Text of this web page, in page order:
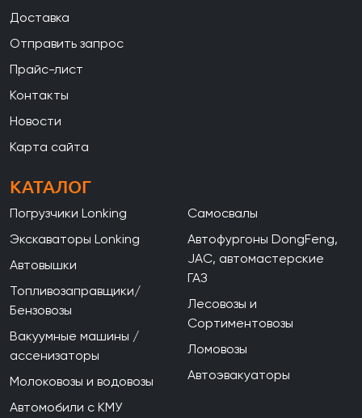
Доставка
Отправить запрос
Прайс-лист
Контакты
Новости
Карта сайта
КАТАЛОГ
Погрузчики Lonking
Экскаваторы Lonking
Автовышки
Топливозаправщики/
Бензовозы
Вакуумные машины /
ассенизаторы
Молоковозы и водовозы
Автомобили с КМУ
Самосвалы
Автофургоны DongFeng,
JAC, автомастерские
ГАЗ
Лесовозы и
Сортиментовозы
Ломовозы
Автоэвакуаторы